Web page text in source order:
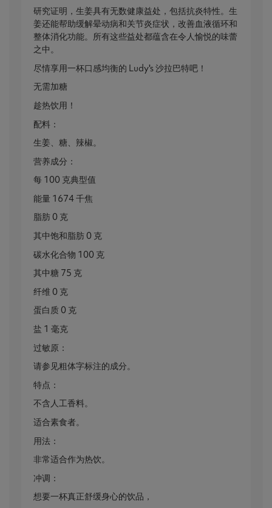
研究证明，生姜具有无数健康益处，包括抗炎特性。生
姜还能帮助缓解晕动病和关节炎症状，改善血液循环和
整体消化功能。所有这些益处都蕴含在令人愉悦的味蕾
之中。
尽情享用一杯口感均衡的 Ludy's 沙拉巴特吧！
无需加糖
趁热饮用！
配料：
生姜、糖、辣椒。
营养成分：
每 100 克典型值
能量 1674 千焦
脂肪 0 克
其中饱和脂肪 0 克
碳水化合物 100 克
其中糖 75 克
纤维 0 克
蛋白质 0 克
盐 1 毫克
过敏原：
请参见粗体字标注的成分。
特点：
不含人工香料。
适合素食者。
用法：
非常适合作为热饮。
冲调：
想要一杯真正舒缓身心的饮品，